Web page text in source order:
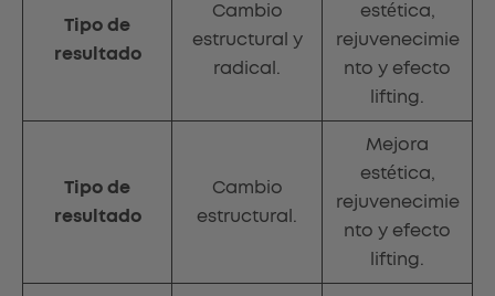
Tipo de
resultado
Cambio
estructural y
radical.
estética,
rejuvenecimie
nto y efecto
lifting.
Tipo de
resultado
Cambio
estructural.
Mejora
estética,
rejuvenecimie
nto y efecto
lifting.